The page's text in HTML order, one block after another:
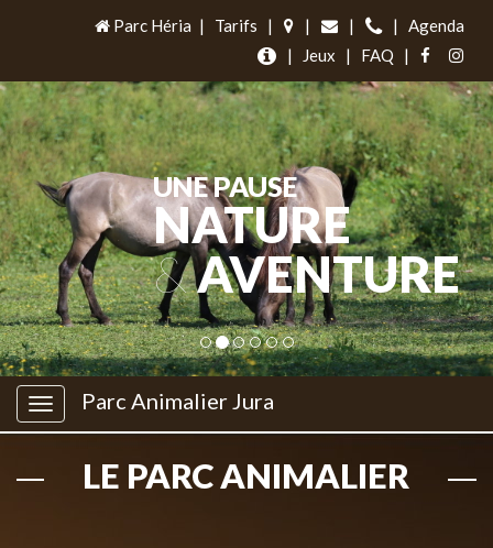
Parc Héria | Tarifs | | | |
Agenda
|
Jeux | FAQ |
UNE PAUSE
NATURE
&AVENTURE
Parc Animalier Jura
LE PARC ANIMALIER